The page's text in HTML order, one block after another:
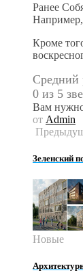
Ранее
Кроме
Средний
0 из 5
Вам
от Admin
Зеленский
Новые